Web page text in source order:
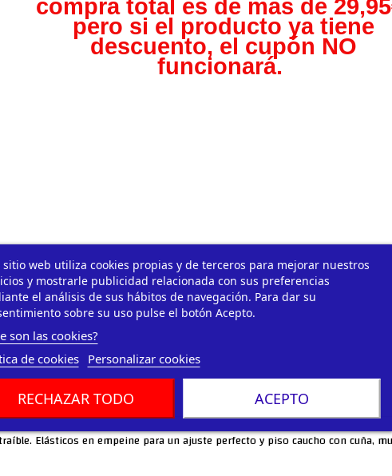
sitio web utiliza cookies propias y de terceros para mejorar nuestros
y mostrarle publicidad relacionada con sus preferencias
el análisis de sus hábitos de navegación. Para dar su
sobre su uso pulse el botón Acepto.
son las cookies?
de cookies
Personalizar cookies
RECHAZAR TODO ACEPTO
compra total es de más de
pero si el producto ya tiene
descuento, el cupón NO
funcionará.
Elásticos en empeine para un ajuste perfecto y piso caucho con cuña,